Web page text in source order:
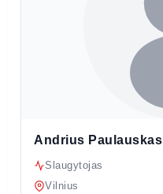
Andrius Paulauskas
Slaugytojas
Vilnius